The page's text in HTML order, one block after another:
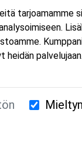
erikseen.
lähetetään
Oy /
tarjoamamme
palvelujaan.